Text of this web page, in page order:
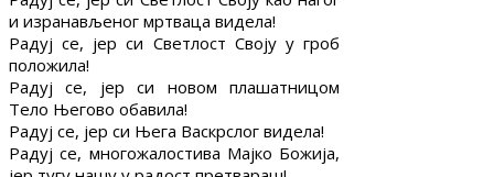
и изранављеног мртваца видела!
Радуј се, јер си Светлост Своју у гроб
положила!
Радуј се, јер си новом плашатницом
Тело Његово обавила!
Радуј се, јер си Њега Васкрслог видела!
Радуј се, многожалостива Мајко Божија,